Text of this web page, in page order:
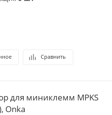
Сравнить
для миниклемм MPKS
Onka